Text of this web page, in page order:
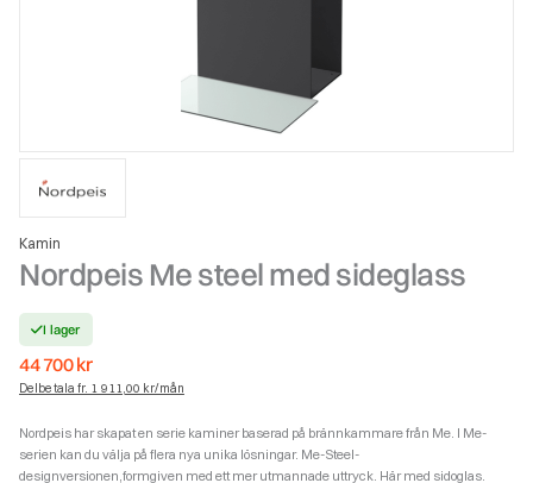
Kamin
Nordpeis Me steel med sideglass
I lager
44 700kr
Delbetala fr. 1 911,00 kr/mån
Nordpeis har skapat en serie kaminer baserad på brännkammare från Me. I Me-
serien kan du välja på flera nya unika lösningar. Me-Steel-
designversionen,formgiven med ett mer utmannade uttryck. Här med sidoglas.